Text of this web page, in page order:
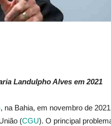
Landulpho Alves em 2021
, na Bahia, em novembro de
(CGU). O principal